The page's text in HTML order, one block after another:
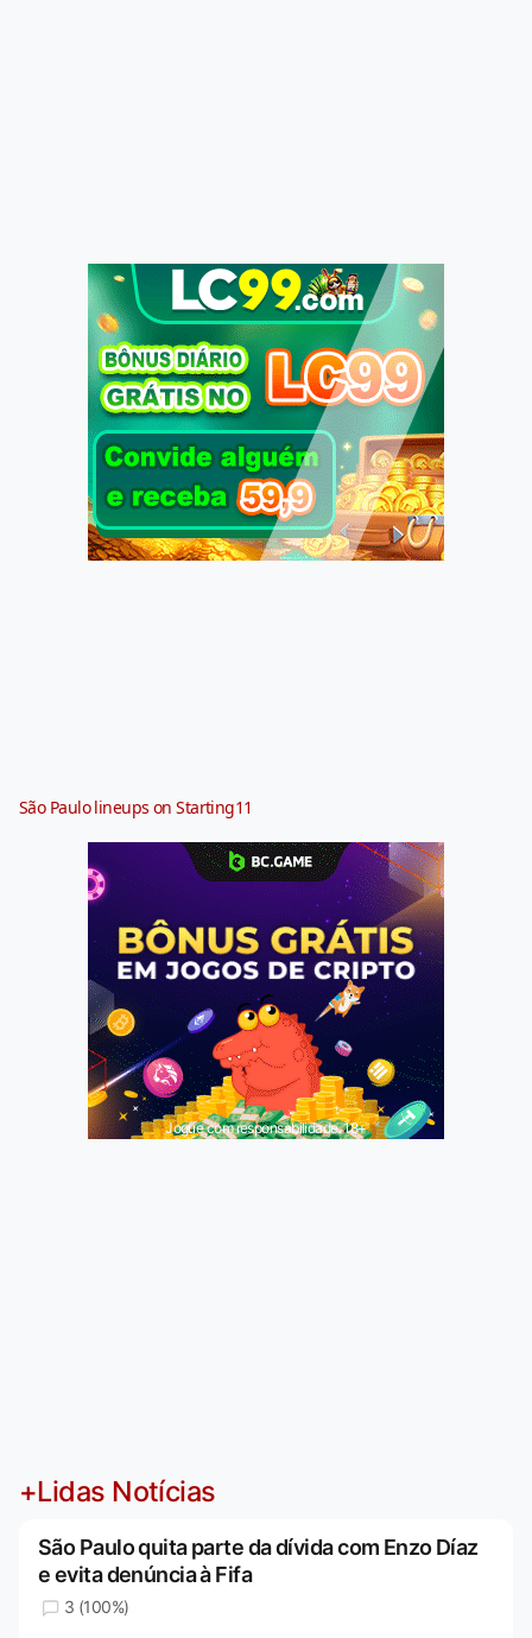
São Paulo lineups on Starting11
Jogue com responsabilidade. 18+
+Lidas Notícias
São Paulo quita parte da dívida com Enzo Díaz
e evita denúncia à Fifa
3 (100%)